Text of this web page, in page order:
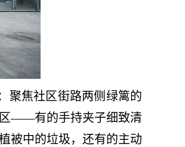
聚焦社区街路两侧绿篱的
区——有的手持夹子细致清
被中的垃圾，还有的主动